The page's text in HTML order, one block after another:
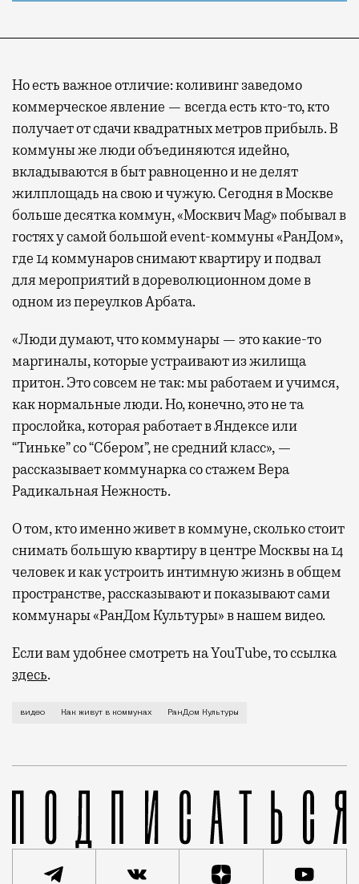
Но есть важное отличие: коливинг заведомо
коммерческое явление — всегда есть кто-то, кто
получает от сдачи квадратных метров прибыль. В
коммуны же люди объединяются идейно,
вкладываются в быт равноценно и не делят
жилплощадь на свою и чужую. Сегодня в Москве
больше десятка коммун, «Москвич Mag» побывал в
гостях у самой большой event-коммуны «РанДом»,
где 14 коммунаров снимают квартиру и подвал
для мероприятий в дореволюционном доме в
одном из переулков Арбата.
«Люди думают, что коммунары — это какие-то
маргиналы, которые устраивают из жилища
притон. Это совсем не так: мы работаем и учимся,
как нормальные люди. Но, конечно, это не та
прослойка, которая работает в Яндексе или
“Тиньке” со “Сбером”, не средний класс», —
рассказывает коммунарка со стажем Вера
Радикальная Нежность.
О том, кто именно живет в коммуне, сколько стоит
снимать большую квартиру в центре Москвы на 14
человек и как устроить интимную жизнь в общем
пространстве, рассказывают и показывают сами
коммунары «РанДом Культуры» в нашем видео.
Если вам удобнее смотреть на YouTube, то ссылка
здесь.
Самые популярные в Москве виды совместного
видео Как живут в коммунах РанДом Культуры